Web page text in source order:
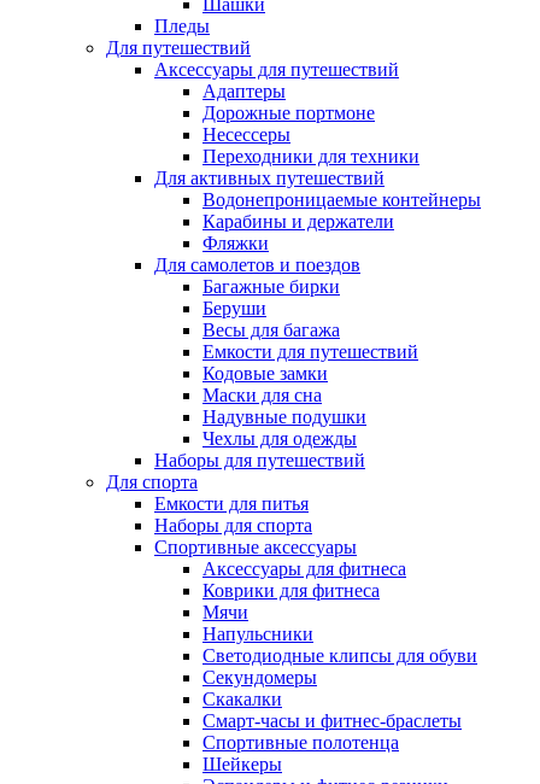
Шашки
Пледы
Для путешествий
Аксессуары для путешествий
Адаптеры
Дорожные портмоне
Несессеры
Переходники для техники
Для активных путешествий
Водонепроницаемые контейнеры
Карабины и держатели
Фляжки
Для самолетов и поездов
Багажные бирки
Беруши
Весы для багажа
Емкости для путешествий
Кодовые замки
Маски для сна
Надувные подушки
Чехлы для одежды
Наборы для путешествий
Для спорта
Емкости для питья
Наборы для спорта
Спортивные аксессуары
Аксессуары для фитнеса
Коврики для фитнеса
Мячи
Напульсники
Светодиодные клипсы для обуви
Секундомеры
Скакалки
Смарт-часы и фитнес-браслеты
Спортивные полотенца
Шейкеры